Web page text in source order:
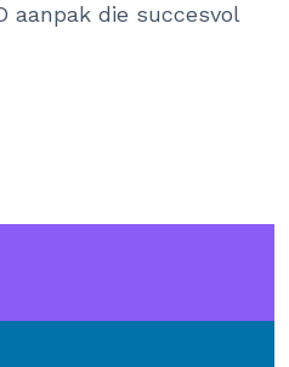
aanpak die succesvol